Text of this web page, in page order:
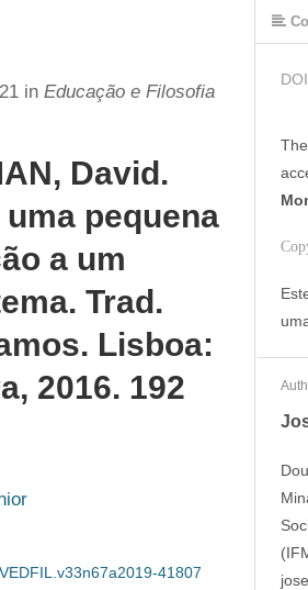
in Educação e Filosofia
David.
pequena
a um
Trad.
Lisboa:
2016. 192
41807
DOI